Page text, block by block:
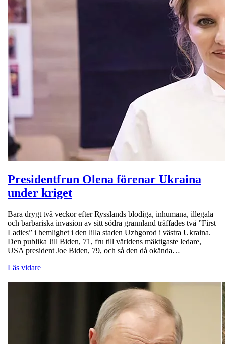
Presidentfrun Olena förenar Ukraina
under kriget
Bara drygt två veckor efter Rysslands blodiga, inhumana, illegala
och barbariska invasion av sitt södra grannland träffades två ”First
Ladies” i hemlighet i den lilla staden Uzhgorod i västra Ukraina.
Den publika Jill Biden, 71, fru till världens mäktigaste ledare,
USA president Joe Biden, 79, och så den då okända…
Läs vidare